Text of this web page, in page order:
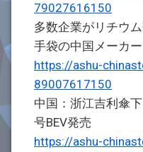
79027616150
多数企業がリチウ
手袋の中国メーカ
https://ashu-
89007617150
中国：浙江吉利傘
号BEV発売
https://ashu-